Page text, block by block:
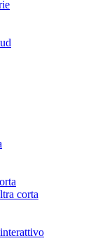
corta